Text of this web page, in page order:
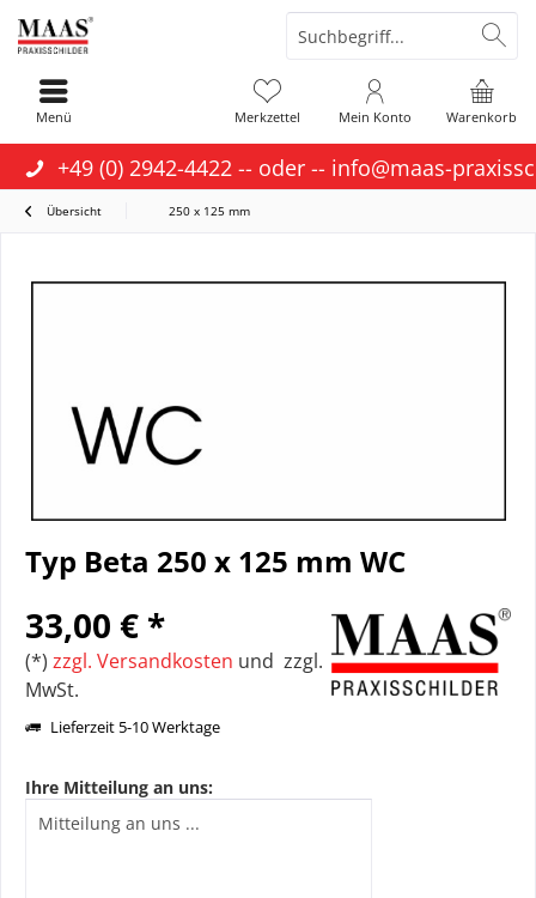
+49 (0) 2942-4422 -- oder -- info@maas-
Warenkorb
Merkzettel Mein Konto
Menü
Übersicht 250 x 125 mm
Typ Beta 250 x 125 mm WC
33,00 € *
(*) zzgl. Versandkosten und zzgl.
MwSt.
Lieferzeit 5-10 Werktage
Ihre Mitteilung an uns: